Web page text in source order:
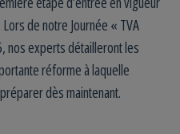
de notre Journée « TVA
nos experts détailleront les
réforme à laquelle
dès maintenant.